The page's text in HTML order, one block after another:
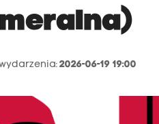
2026-06-19 19:00